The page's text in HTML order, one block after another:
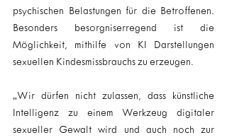
psychischen Belastungen für die Betroffenen.
Besonders besorgniserregend ist die
Möglichkeit, mithilfe von KI Darstellungen
sexuellen Kindesmissbrauchs zu erzeugen.
„Wir dürfen nicht zulassen, dass künstliche
Intelligenz zu einem Werkzeug digitaler
sexueller Gewalt wird und auch noch zur